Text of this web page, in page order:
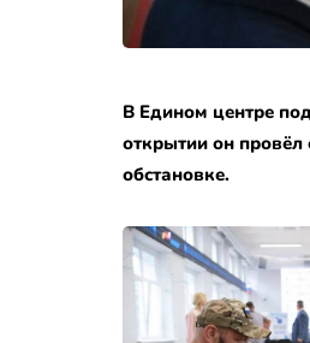
В Едином центре
открытии он
обстановке.